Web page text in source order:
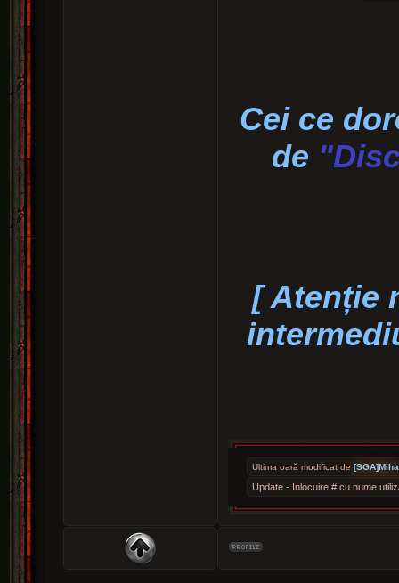
Cei ce
de
[ Atenție
Ultima oară modificat de
Update - Inlocuire # cu nume